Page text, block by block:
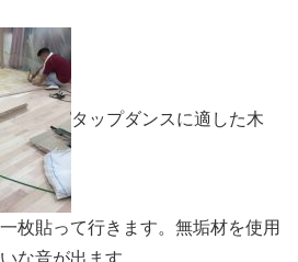
タップダンスに適した木
枚貼って行きます。無垢材を使用
な音が出ます。